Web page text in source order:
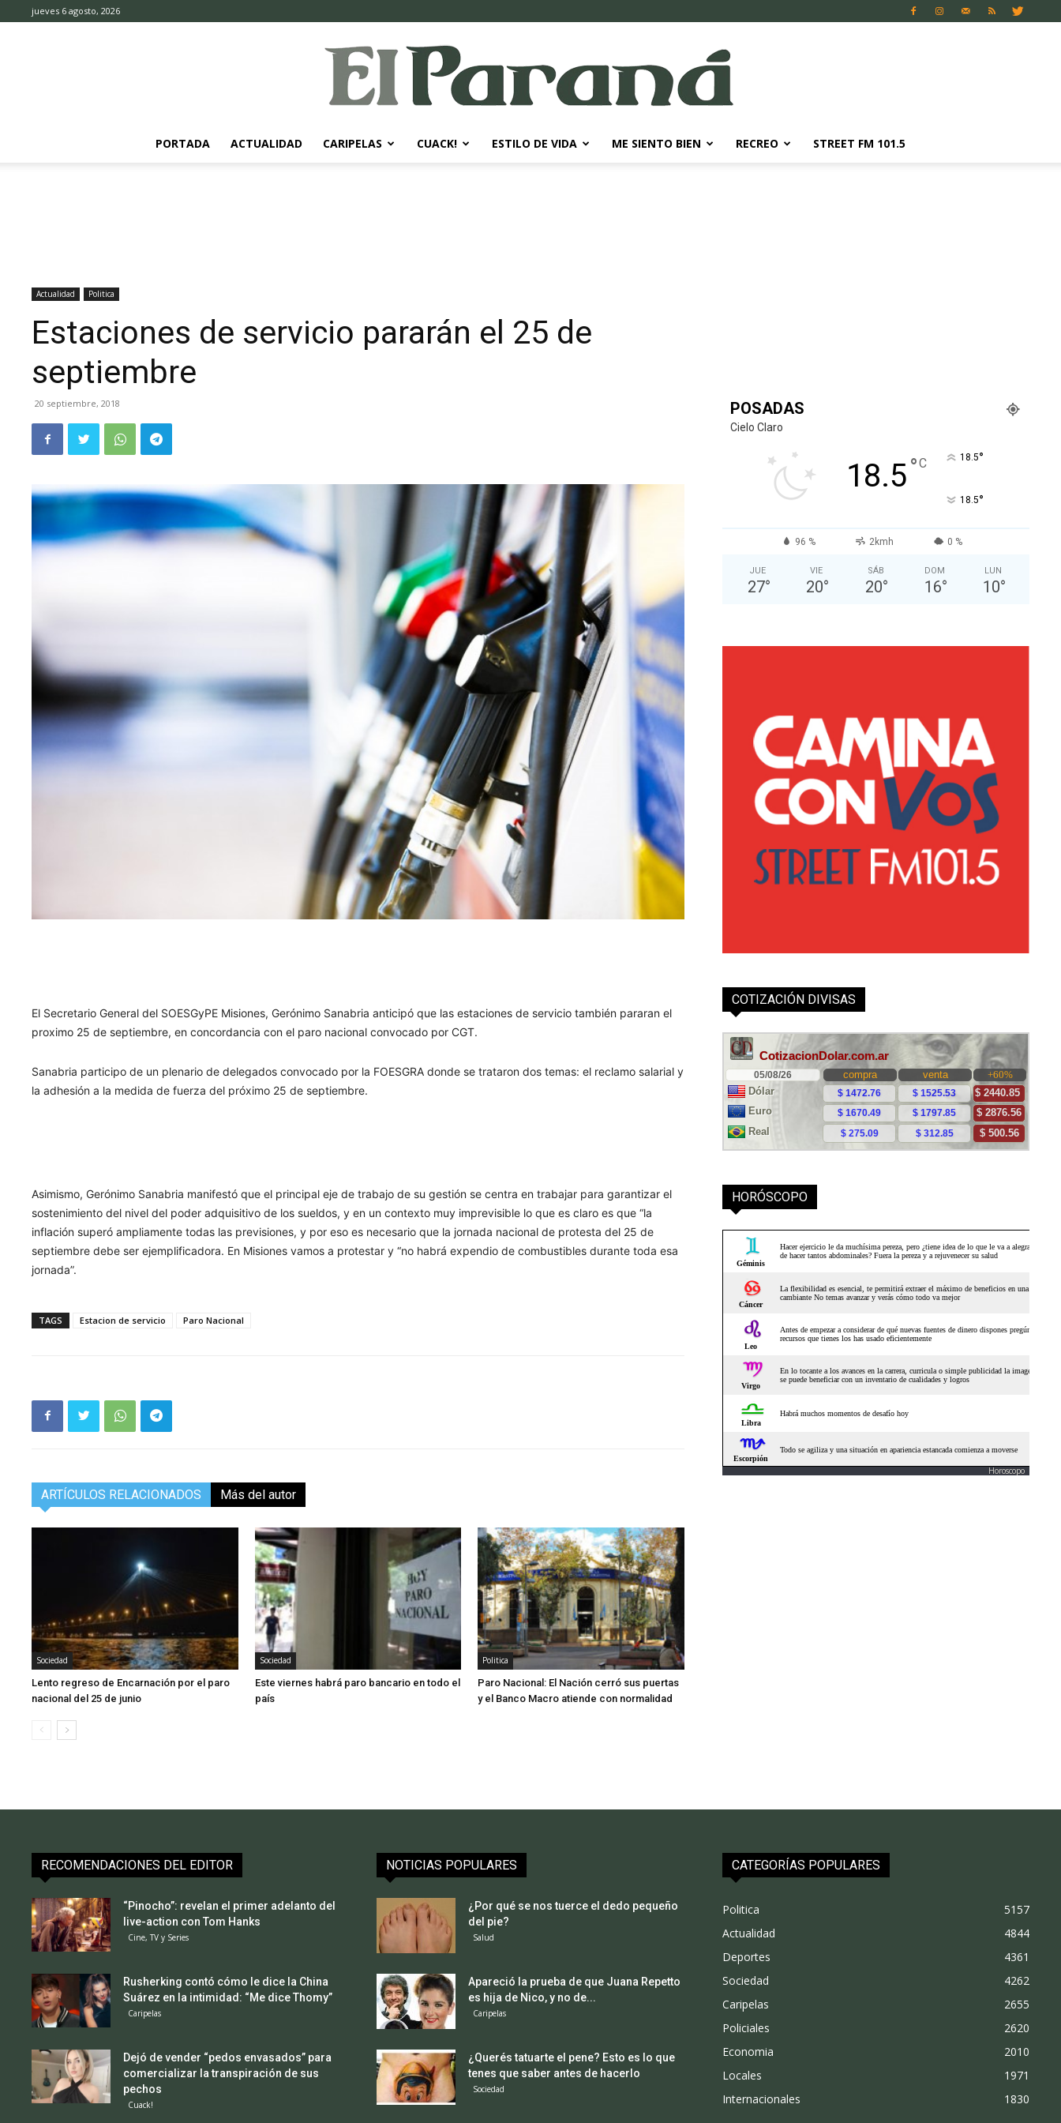
jueves 6 agosto, 2026
PORTADA ACTUALIDAD CARIPELAS CUACK! ESTILO DE VIDA ME SIENTO BIEN RECREO STREET FM 101.5
Actualidad Politica
Estaciones de servicio pararán el 25 de
septiembre
20 septiembre, 2018
El Secretario General del SOESGyPE Misiones, Gerónimo Sanabria anticipó que las estaciones de servicio también pararan el
proximo 25 de septiembre, en concordancia con el paro nacional convocado por CGT.
Sanabria participo de un plenario de delegados convocado por la FOESGRA donde se trataron dos temas: el reclamo salarial y
la adhesión a la medida de fuerza del próximo 25 de septiembre.
Asimismo, Gerónimo Sanabria manifestó que el principal eje de trabajo de su gestión se centra en trabajar para garantizar el
sostenimiento del nivel del poder adquisitivo de los sueldos, y en un contexto muy imprevisible lo que es claro es que “la
inflación superó ampliamente todas las previsiones, y por eso es necesario que la jornada nacional de protesta del 25 de
septiembre debe ser ejemplificadora. En Misiones vamos a protestar y “no habrá expendio de combustibles durante toda esa
jornada”.
TAGS Estacion de servicio Paro Nacional
ARTÍCULOS RELACIONADOS Más del autor
Sociedad
Lento regreso de Encarnación por el paro
nacional del 25 de junio
Sociedad
Este viernes habrá paro bancario en todo el
país
Politica
Paro Nacional: El Nación cerró sus puertas
y el Banco Macro atiende con normalidad
POSADAS
Cielo Claro
18.5°C 18.5°
18.5°
96 % 2kmh 0 %
JUE
27°
VIE
20°
SÁB
20°
DOM
16°
LUN
10°
COTIZACIÓN DIVISAS
HORÓSCOPO
Horoscopo
RECOMENDACIONES DEL EDITOR
“Pinocho”: revelan el primer adelanto del
live-action con Tom Hanks
Cine, TV y Series
Rusherking contó cómo le dice la China
Suárez en la intimidad: “Me dice Thomy”
Caripelas
Dejó de vender “pedos envasados” para
comercializar la transpiración de sus
pechos
Cuack!
NOTICIAS POPULARES
¿Por qué se nos tuerce el dedo pequeño
del pie?
Salud
Apareció la prueba de que Juana Repetto
es hija de Nico, y no de...
Caripelas
¿Querés tatuarte el pene? Esto es lo que
tenes que saber antes de hacerlo
Sociedad
CATEGORÍAS POPULARES
Politica
5157
Actualidad
4844
Deportes
4361
Sociedad
4262
Caripelas
2655
Policiales
2620
Economia
2010
Locales
1971
Internacionales
1830